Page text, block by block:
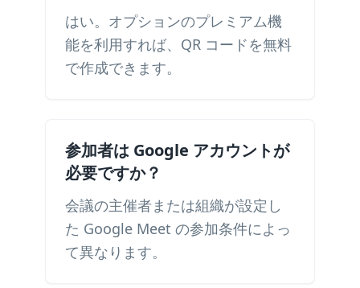
はい。オプションのプレミアム機
能を利用すれば、QR コードを無料
で作成できます。
参加者は Google アカウントが
必要ですか？
会議の主催者または組織が設定し
た Google Meet の参加条件によっ
て異なります。